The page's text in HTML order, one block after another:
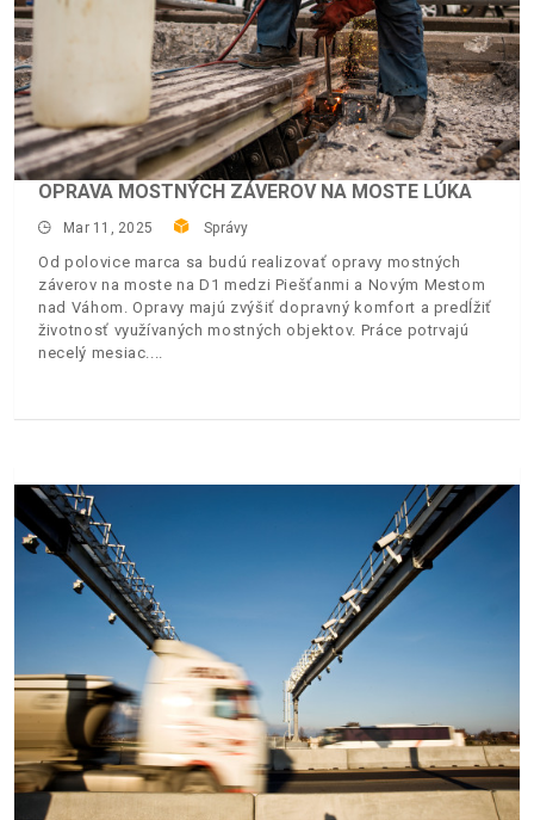
OPRAVA MOSTNÝCH ZÁVEROV NA MOSTE LÚKA
Mar 11, 2025 Správy
Od polovice marca sa budú realizovať opravy mostných
záverov na moste na D1 medzi Piešťanmi a Novým Mestom
nad Váhom. Opravy majú zvýšiť dopravný komfort a predĺžiť
životnosť využívaných mostných objektov. Práce potrvajú
necelý mesiac.